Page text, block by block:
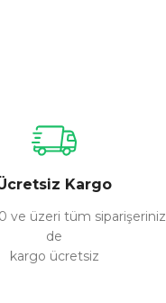
Kargo
ve üzeri tüm siparişeriniz
de
kargo ücretsiz